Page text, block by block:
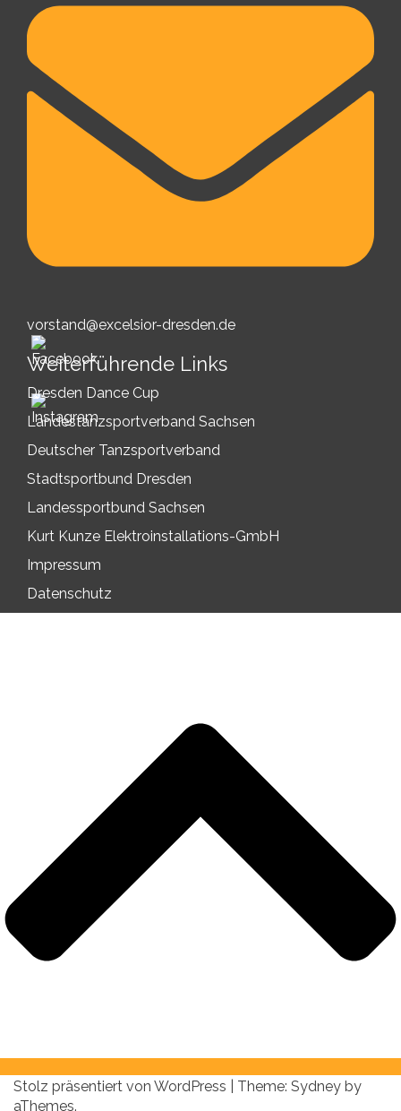
vorstand@excelsior-dresden.de
Weiterführende Links
Dresden Dance Cup
Landestanzsportverband Sachsen
Deutscher Tanzsportverband
Stadtsportbund Dresden
Landessportbund Sachsen
Kurt Kunze Elektroinstallations-GmbH
Impressum
Datenschutz
Stolz präsentiert von WordPress Theme: Sydney by
aThemes.